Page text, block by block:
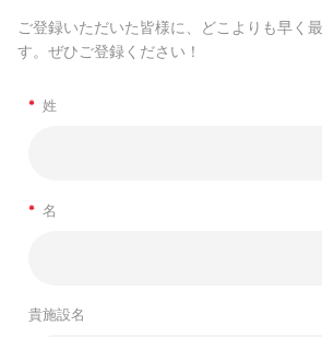
ご登録いただいた皆様に、どこよりも早く
す。ぜひご登録ください！
* 姓
* 名
貴施設名